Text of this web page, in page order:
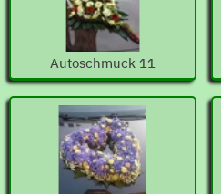
Autoschmuck 11